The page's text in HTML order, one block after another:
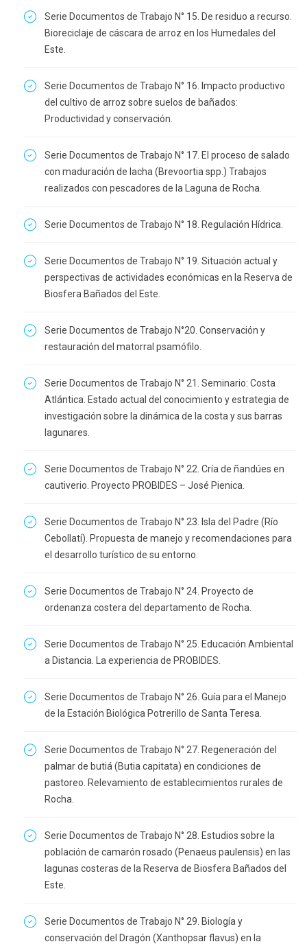
Serie Documentos de Trabajo N° 15. De residuo a recurso.
Bioreciclaje de cáscara de arroz en los Humedales del
Este.
Serie Documentos de Trabajo N° 16. Impacto productivo
del cultivo de arroz sobre suelos de bañados:
Productividad y conservación.
Serie Documentos de Trabajo N° 17. El proceso de salado
con maduración de lacha (Brevoortia spp.) Trabajos
realizados con pescadores de la Laguna de Rocha.
Serie Documentos de Trabajo N° 18. Regulación Hídrica.
Serie Documentos de Trabajo N° 19. Situación actual y
perspectivas de actividades económicas en la Reserva de
Biosfera Bañados del Este.
Serie Documentos de Trabajo N°20. Conservación y
restauración del matorral psamófilo.
Serie Documentos de Trabajo N° 21. Seminario: Costa
Atlántica. Estado actual del conocimiento y estrategia de
investigación sobre la dinámica de la costa y sus barras
lagunares.
Serie Documentos de Trabajo N° 22. Cría de ñandúes en
cautiverio. Proyecto PROBIDES – José Pienica.
Serie Documentos de Trabajo N° 23. Isla del Padre (Río
Cebollatí). Propuesta de manejo y recomendaciones para
el desarrollo turístico de su entorno.
Serie Documentos de Trabajo N° 24. Proyecto de
ordenanza costera del departamento de Rocha.
Serie Documentos de Trabajo N° 25. Educación Ambiental
a Distancia. La experiencia de PROBIDES.
Serie Documentos de Trabajo N° 26. Guía para el Manejo
de la Estación Biológica Potrerillo de Santa Teresa.
Serie Documentos de Trabajo N° 27. Regeneración del
palmar de butiá (Butia capitata) en condiciones de
pastoreo. Relevamiento de establecimientos rurales de
Rocha.
Serie Documentos de Trabajo N° 28. Estudios sobre la
población de camarón rosado (Penaeus paulensis) en las
lagunas costeras de la Reserva de Biosfera Bañados del
Este.
Serie Documentos de Trabajo N° 29. Biología y
conservación del Dragón (Xanthopsar flavus) en la